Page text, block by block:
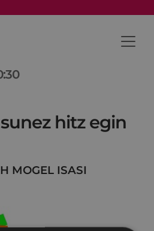
hitz egin
MOGEL ISASI